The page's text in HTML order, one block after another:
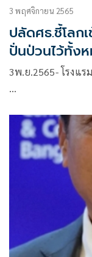
3 พฤศจิกายน 2565
ปลัดศธ.ชี้โลก
ปั่นป่วนไว้ทั้ง
มอบนโยบาย
3พ.ย.2565- โรงแ
…